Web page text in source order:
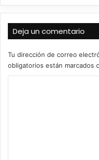
Deja un comentario
Tu dirección de correo
obligatorios están marcados